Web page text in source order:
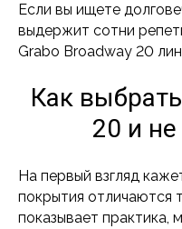
Если вы ищете
выдержит сотни
Grabo Broadway 20
Как
20 и
На первый взгляд
покрытия отличаются
показывает практика,